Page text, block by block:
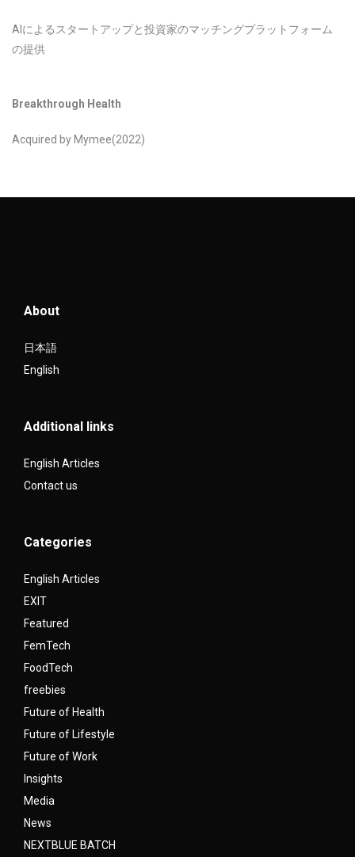
AIによるスタートアップと投資家のマッチングプラットフォーム
の提供
Breakthrough Health
Acquired by Mymee(2022)
About
日本語
English
Additional links
English Articles
Contact us
Categories
English Articles
EXIT
Featured
FemTech
FoodTech
freebies
Future of Health
Future of Lifestyle
Future of Work
Insights
Media
News
NEXTBLUE BATCH